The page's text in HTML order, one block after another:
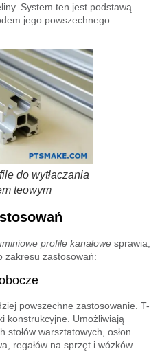
System ten jest podstawą
jego powszechnego
do wytłaczania
teowym
profile kanałowe sprawia,
zakresu zastosowań:
powszechne zastosowanie. T-
konstrukcyjne. Umożliwiają
warsztatowych, osłon
regałów na sprzęt i wózków.